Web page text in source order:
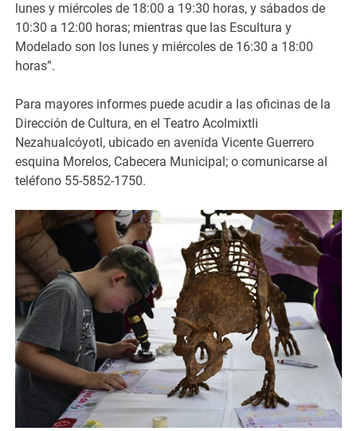
lunes y miércoles de 18:00 a 19:30 horas, y sábados de
10:30 a 12:00 horas; mientras que las Escultura y
Modelado son los lunes y miércoles de 16:30 a 18:00
horas”.
Para mayores informes puede acudir a las oficinas de la
Dirección de Cultura, en el Teatro Acolmixtli
Nezahualcóyotl, ubicado en avenida Vicente Guerrero
esquina Morelos, Cabecera Municipal; o comunicarse al
teléfono 55-5852-1750.